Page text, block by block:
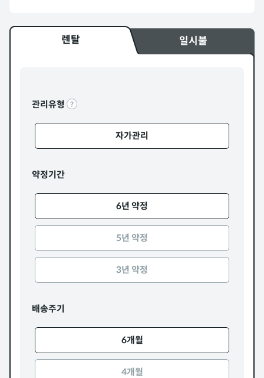
렌탈 일시불
관리유형
자가관리
약정기간
6년 약정
5년 약정
3년 약정
배송주기
6개월
4개월